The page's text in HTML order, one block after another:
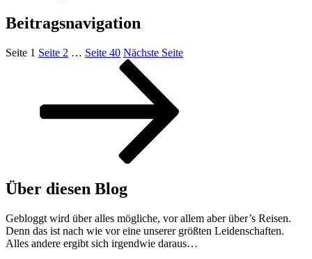
Beitragsnavigation
Seite 1 Seite 2 … Seite 40 Nächste Seite
Über diesen Blog
Gebloggt wird über alles mögliche, vor allem aber über’s Reisen.
Denn das ist nach wie vor eine unserer größten Leidenschaften.
Alles andere ergibt sich irgendwie daraus…